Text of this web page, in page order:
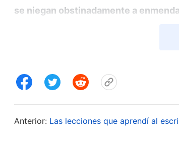
se niegan obstinadamente a
arbitrariamente a los demás, deben
que tales personas perturban la vida
a las personas y traigan el caos a
en la vida de iglesia, sino que
obra de la iglesia en su conjunto y
Anterior: Las lecciones que aprendí al